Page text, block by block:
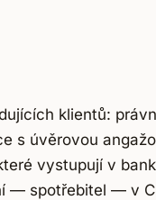
klientů:
s úvěrovou
vystupují v
— spotřebitel — v